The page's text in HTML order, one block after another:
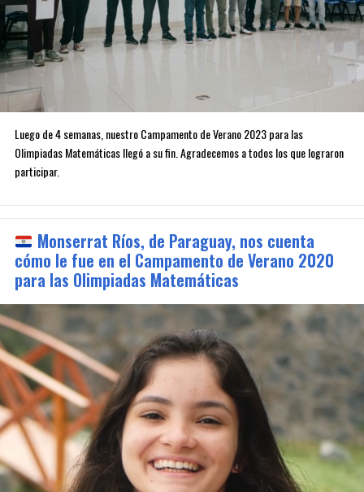
Luego de 4 semanas, nuestro Campamento de Verano 2023 para las
Olimpiadas Matemáticas llegó a su fin. Agradecemos a todos los que lograron
participar.
Monserrat Ríos, de Paraguay, nos cuenta
cómo le fue en el Campamento de Verano 2020
para las Olimpiadas Matemáticas